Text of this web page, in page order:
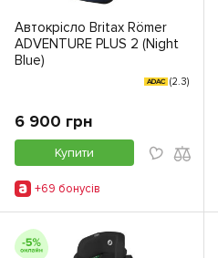
Автокрісло Britax Römer
ADVENTURE PLUS 2 (Night
Blue)
ADAC (2.3)
6 900 грн
Купити
+69 бонусiв